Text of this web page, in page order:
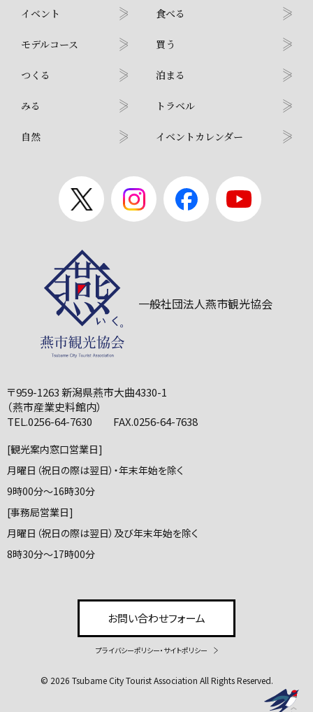
イベント
モデルコース
つくる
みる
自然
食べる
買う
泊まる
トラベル
イベントカレンダー
一般社団法人燕市観光協会
〒959-1263 新潟県燕市大曲4330-1
（燕市産業史料館内）
TEL.0256-64-7630 FAX.0256-64-7638
[観光案内窓口営業日]
月曜日（祝日の際は翌日）・年末年始を除く
9時00分～16時30分
[事務局営業日]
月曜日（祝日の際は翌日）及び年末年始を除く
8時30分～17時00分
お問い合わせフォーム
プライバシーポリシー・サイトポリシー
© 2026 Tsubame City Tourist Association All Rights Reserved.